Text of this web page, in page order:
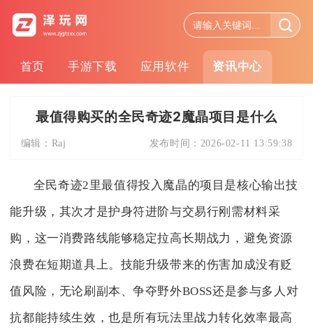
首页 手游下载 应用软件 资讯中心
最值得购买的全民奇迹2魔晶项目是什么
编辑： Raj 发布时间： 2026-02-11 13:59:38
全民奇迹2里最值得投入魔晶的项目是核心输出技
能升级，其次才是护身符进阶与交易行刚需材料采
购，这一消费路线能够稳定拉高长期战力，避免资源
浪费在短期道具上。技能升级带来的伤害加成没有贬
值风险，无论刷副本、争夺野外BOSS还是参与多人对
抗都能持续生效，也是所有玩法里战力转化效率最高